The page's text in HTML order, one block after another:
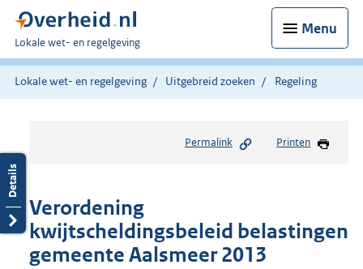
Menu
U
bent
hier:
Lokale wet- en regelgeving
Lokale wet- en regelgeving Uitgebreid zoeken Regeling
Permalink Printen
Verordening
kwijtscheldingsbeleid belastingen
gemeente Aalsmeer 2013